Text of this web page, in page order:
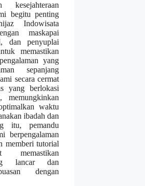
kesejahteraan
begitu penting
Indowisata
maskapai
dan penyuplai
memastikan
yang
sepanjang
secara cermat
yang berlokasi
memungkinkan
waktu
ibadah dan
itu, pemandu
berpengalaman
memberi tutorial
memastikan
lancar dan
dengan